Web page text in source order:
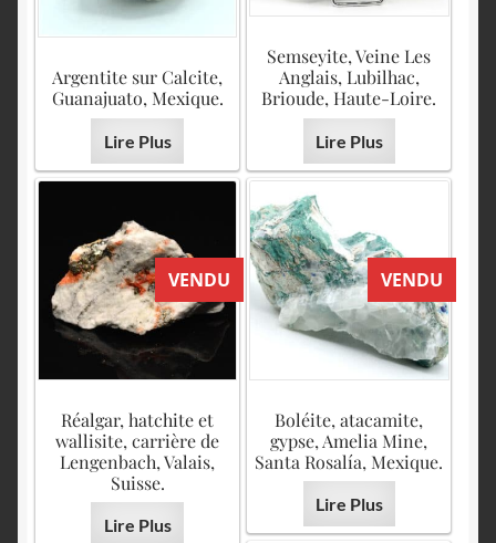
Semseyite, Veine Les
Anglais, Lubilhac,
Brioude, Haute-Loire.
Lire Plus
Argentite sur Calcite,
Guanajuato, Mexique.
Lire Plus
VENDU
Réalgar, hatchite et
wallisite, carrière de
Lengenbach, Valais,
Suisse.
Lire Plus
VENDU
Boléite, atacamite,
gypse, Amelia Mine,
Santa Rosalía, Mexique.
Lire Plus